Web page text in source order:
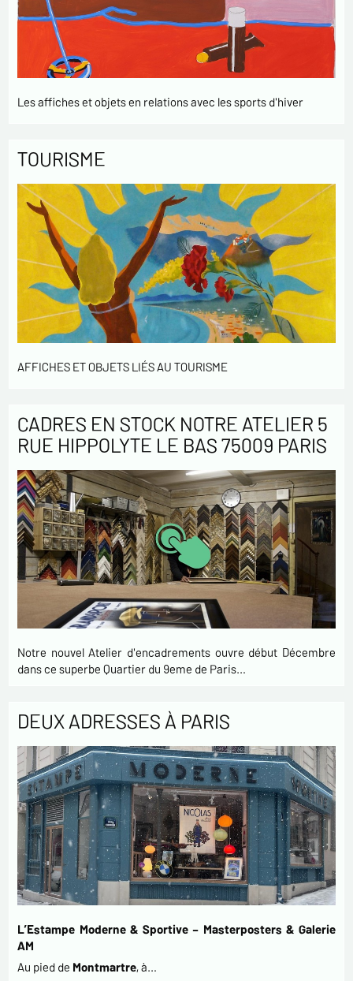
Les affiches et objets en relations avec les sports d'hiver
TOURISME
AFFICHES ET OBJETS LIÉS AU TOURISME
CADRES EN STOCK NOTRE ATELIER 5
RUE HIPPOLYTE LE BAS 75009 PARIS
Notre nouvel Atelier d'encadrements ouvre début Décembre
dans ce superbe Quartier du 9eme de Paris…
DEUX ADRESSES À PARIS
L’Estampe Moderne & Sportive – Masterposters & Galerie
AM
Au pied de Montmartre, à…